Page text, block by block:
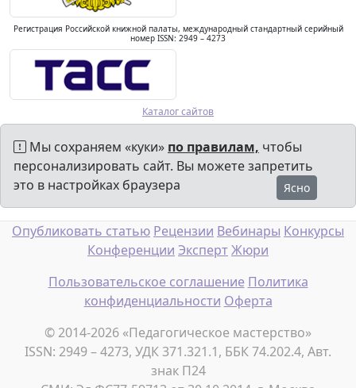
Регистрация Российской книжной палаты, международный стандартный серийный
номер ISSN: 2949 – 4273
Каталог сайтов
Мы сохраняем «куки» по правилам, чтобы
персонализировать сайт. Вы можете запретить
это в настройках браузера
Ясно
Опубликовать статью Рецензии Вебинары Конкурсы
Конференции ЭкспертЖюри
Пользовательское соглашение Политика
конфиденциальности Оферта
© 2014-2026 «Педагогическое мастерство»
ISSN: 2949 – 4273, УДК 371.321.1, ББК 74.202.4, Авт.
знак П24